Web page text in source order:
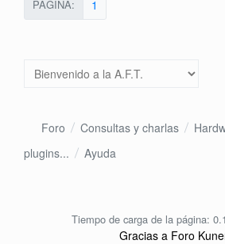
PÁGINA: 1
Foro Consultas y charlas
plugins...
Ayuda
Tiempo de carga de la página:
Gracias a Foro